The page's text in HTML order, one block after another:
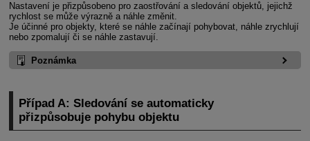
Nastavení je přizpůsobeno pro zaostřování a sledování objektů, jejichž
rychlost se může výrazně a náhle změnit.
Je účinné pro objekty, které se náhle začínají pohybovat, náhle zrychlují
nebo zpomalují či se náhle zastavují.
Poznámka
Případ A: Sledování se automaticky
přizpůsobuje pohybu objektu